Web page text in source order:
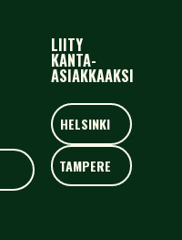
LIITY
KANTA-
ASIAKKAAKSI
HELSINKI
HELSINKI
TAMPERE
TAMPERE